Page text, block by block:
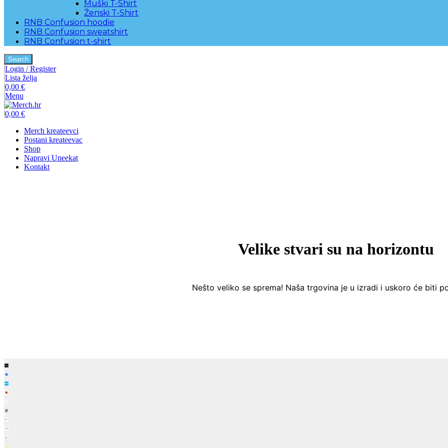
Muški T-Shirt
Ženski T-Shirt
RNB Confusion hoodie
RNB Confusion sweatshirt
RNB Confusion t-shirt
Search
Login / Register
Lista želja
0,00 €
Menu
0,00 €
Merch kreateevci
Postani kreateevac
Shop
Napravi Uneekat
Kontakt
Velike stvari su na horizontu
Nešto veliko se sprema! Naša trgovina je u izradi i uskoro će biti